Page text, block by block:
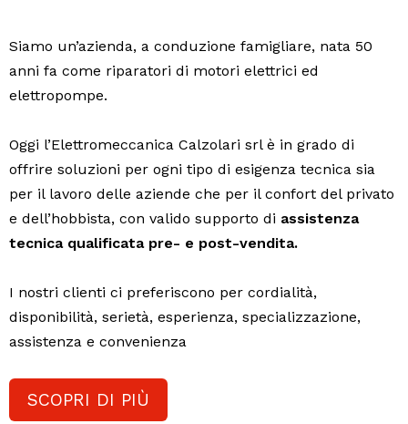
Siamo un’azienda, a conduzione famigliare, nata 50
anni fa come riparatori di motori elettrici ed
elettropompe.
Oggi l’Elettromeccanica Calzolari srl è in grado di
offrire soluzioni per ogni tipo di esigenza tecnica sia
per il lavoro delle aziende che per il confort del privato
e dell’hobbista, con valido supporto di assistenza
tecnica qualificata pre- e post-vendita.
I nostri clienti ci preferiscono per cordialità,
disponibilità, serietà, esperienza, specializzazione,
assistenza e convenienza
SCOPRI DI PIÙ